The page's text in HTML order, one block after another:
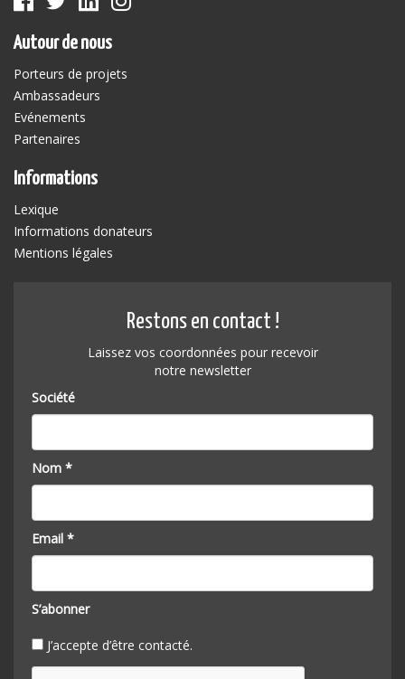
Autour de nous
Porteurs de projets
Ambassadeurs
Evénements
Partenaires
Informations
Lexique
Informations donateurs
Mentions légales
Restons en contact !
Laissez vos coordonnées pour recevoir
notre newsletter
Société
Nom *
Email *
S’abonner
J’accepte d’être contacté.